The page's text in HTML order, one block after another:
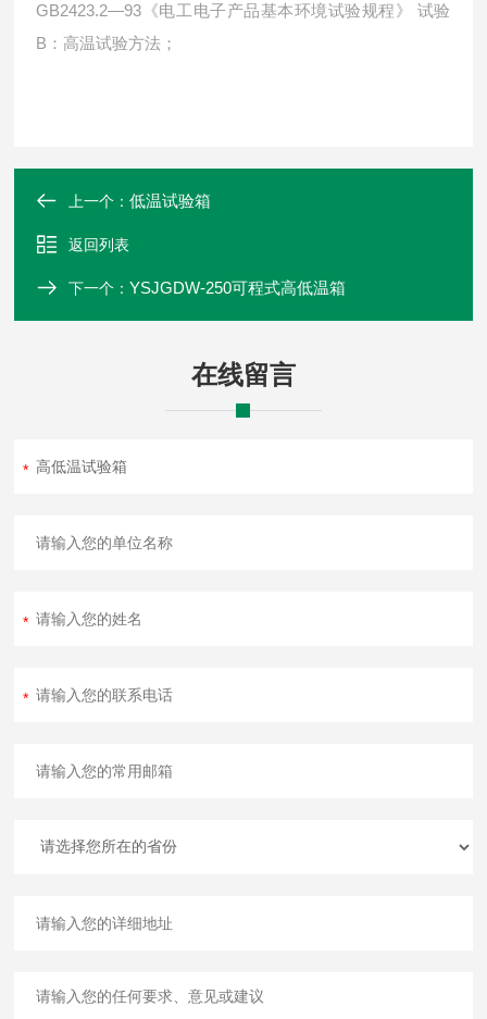
GB2423.2—93《电工电子产品基本环境试验规程》 试验
B：高温试验方法；
上一个：低温试验箱
返回列表
下一个：YSJGDW-250可程式高低温箱
在线留言